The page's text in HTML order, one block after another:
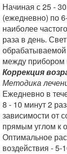
Начиная с 25 -
(ежедневно) по
наиболее
раза в день.
между прибором
Коррекция
Методика
Ежедневно в
8 - 10 минут 2
зависимости от
прямым углом к
Оптимальное
воздействия - 5-